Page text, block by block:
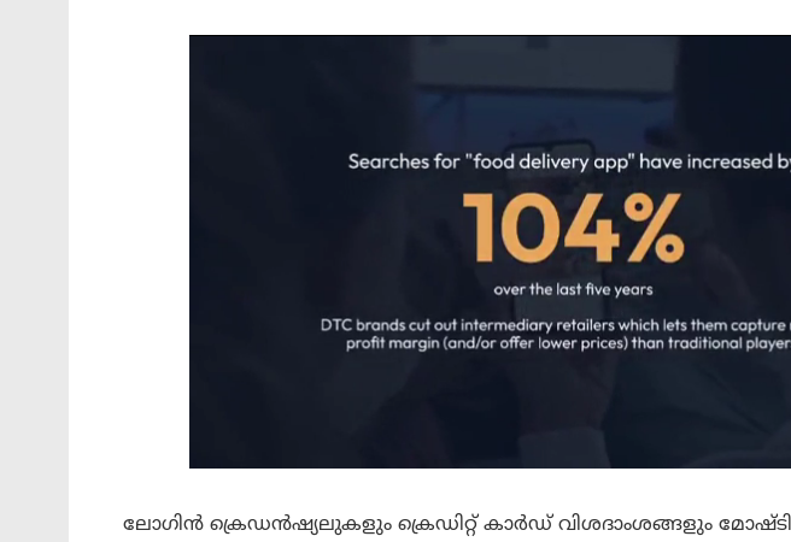
ലോഗിൻ ക്രെഡൻഷ്യലുകളും ക്രെഡിറ്റ് കാർഡ് വിശദാംശങ്ങളും